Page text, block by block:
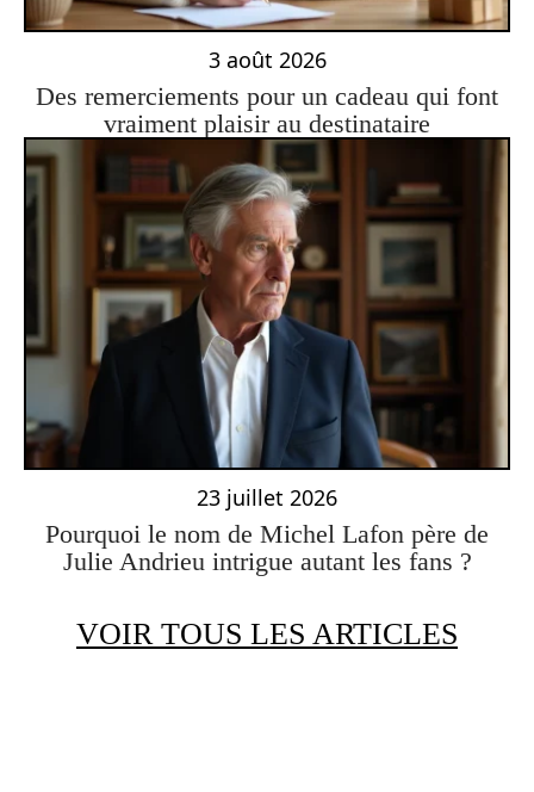
3 août 2026
Des remerciements pour un cadeau qui font
vraiment plaisir au destinataire
23 juillet 2026
Pourquoi le nom de Michel Lafon père de
Julie Andrieu intrigue autant les fans ?
VOIR TOUS LES ARTICLES